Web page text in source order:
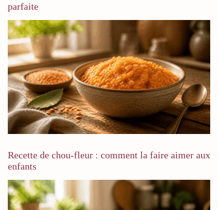
parfaite
Recette de chou-fleur : comment la faire aimer aux
enfants